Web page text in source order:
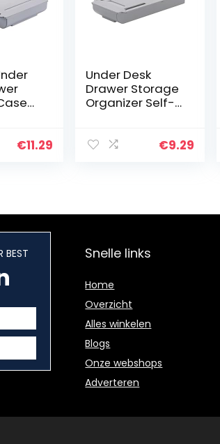
for
€11.29
Under Desk
Drawer Storage
Organizer Self-
Case for Vanity
€9.29
BEST Snelle links
Home
Overzicht
Alles winkelen
Blogs
Onze webshops
Adverteren